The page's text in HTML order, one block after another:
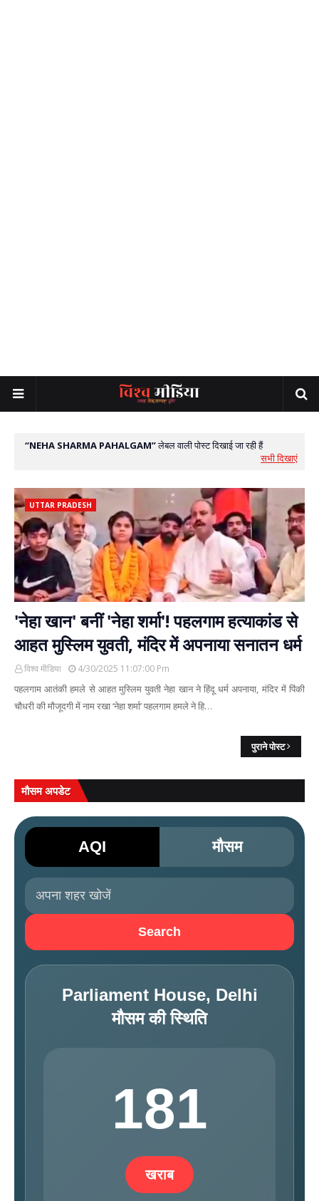
NEHA SHARMA PAHALGAM लेबल वाली पोस्ट दिखाई जा रही हैं
सभी दिखाएं
UTTAR PRADESH
'नेहा खान' बनीं 'नेहा शर्मा'! पहलगाम हत्याकांड से
आहत मुस्लिम युवती, मंदिर में अपनाया सनातन धर्म
विश्व मीडिया 4/30/2025 11:07:00 Pm
पहलगाम आतंकी हमले से आहत मुस्लिम युवती नेहा खान ने हिंदू धर्म अपनाया, मंदिर में पिंकी
चौधरी की मौजूदगी में नाम रखा ‘नेहा शर्मा’ पहलगाम हमले ने हि…
पुराने पोस्ट
मौसम अपडेट
AQI मौसम
Search
Parliament House, Delhi
मौसम की स्थिति
181
खराब